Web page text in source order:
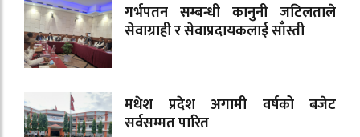
गर्भपतन सम्बन्धी कानुनी जटिलताले
सेवाग्राही र सेवाप्रदायकलाई साँस्ती
मधेश प्रदेश अगामी वर्षको बजेट
सर्वसम्मत पारित